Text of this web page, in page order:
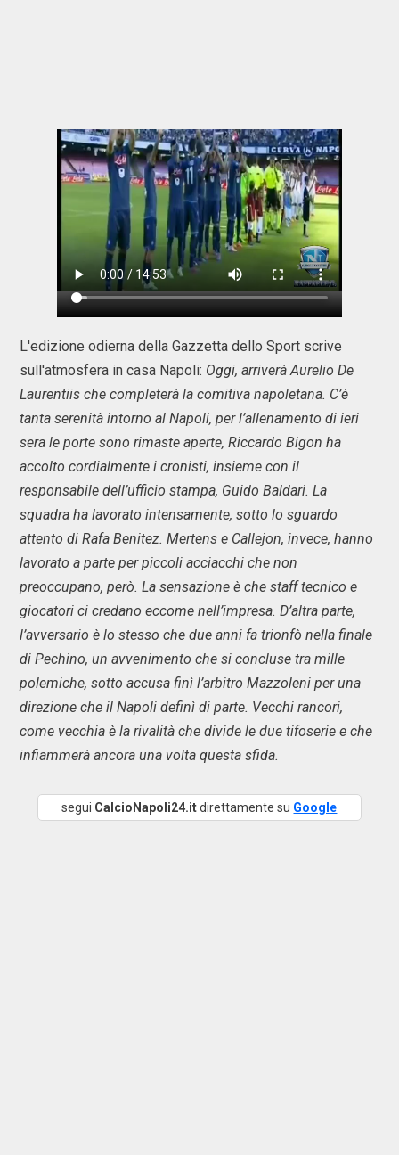
L'edizione odierna della Gazzetta dello Sport scrive
sull'atmosfera in casa Napoli: Oggi, arriverà Aurelio De
Laurentiis che completerà la comitiva napoletana. C’è
tanta serenità intorno al Napoli, per l’allenamento di ieri
sera le porte sono rimaste aperte, Riccardo Bigon ha
accolto cordialmente i cronisti, insieme con il
responsabile dell’ufficio stampa, Guido Baldari. La
squadra ha lavorato intensamente, sotto lo sguardo
attento di Rafa Benitez. Mertens e Callejon, invece, hanno
lavorato a parte per piccoli acciacchi che non
preoccupano, però. La sensazione è che staff tecnico e
giocatori ci credano eccome nell’impresa. D’altra parte,
l’avversario è lo stesso che due anni fa trionfò nella finale
di Pechino, un avvenimento che si concluse tra mille
polemiche, sotto accusa finì l’arbitro Mazzoleni per una
direzione che il Napoli definì di parte. Vecchi rancori,
come vecchia è la rivalità che divide le due tifoserie e che
infiammerà ancora una volta questa sfida.
segui CalcioNapoli24.itdirettamente su Google